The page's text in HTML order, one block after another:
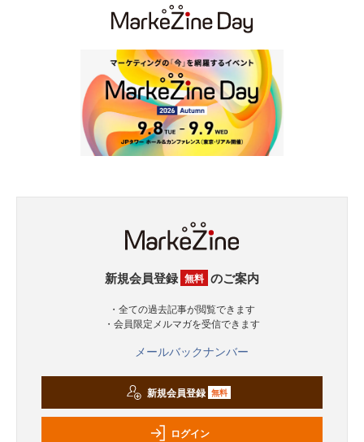
新規会員登録 無料 のご案内
・全ての過去記事が閲覧できます
・会員限定メルマガを受信できます
メールバックナンバー
新規会員登録 無料
ログイン